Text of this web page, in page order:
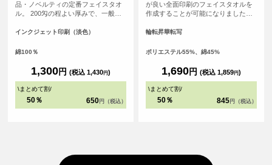
品・ノベルティの定番フェイスタオ
ル。 200匁の程よい厚みで、一般的
して最も広く使われている「標準的
やすく、配布用・業務用のどちらに
や文字が映え、フルカラーインクジ
ェット印刷により、グラデーション
や写真、細かなデザインも再現性の
インクジェット印刷（淡色）
綿100％
1,300円 (税込 1,430円)
\まとめて割/
50％ 650 円（税込）
が良い全面印刷のフェイスタオルを
作成することが可能になりました！
ル生地、裏面は吸水性のあるコット
性を兼ね備えたアイテムです。 チー
ーグッズ、スポーツイベントの販促
品としてもおすすめです。
輪転昇華転写
ポリエステル55%、綿45%
1,690円 (税込 1,859円)
\まとめて割/
50％ 845 円（税込）